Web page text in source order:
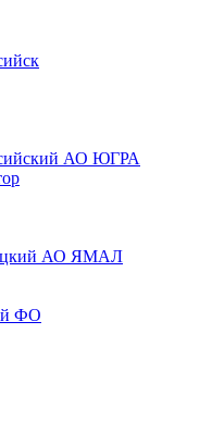
АО ЮГРА
АО ЯМАЛ
ФО